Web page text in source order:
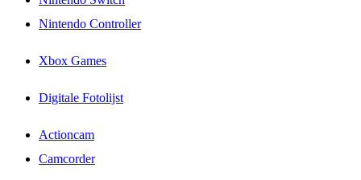
Nintendo Controller
Xbox Games
Digitale Fotolijst
Actioncam
Camcorder